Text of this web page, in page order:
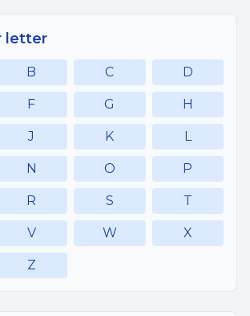
letter
B C D
F G H
J K L
N O P
R S T
V W X
Z